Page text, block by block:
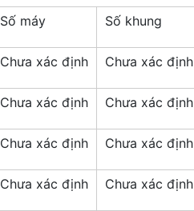
Số máy Số khung
Chưa xác định Chưa xác định
Chưa xác định Chưa xác định
Chưa xác định Chưa xác định
Chưa xác định Chưa xác định